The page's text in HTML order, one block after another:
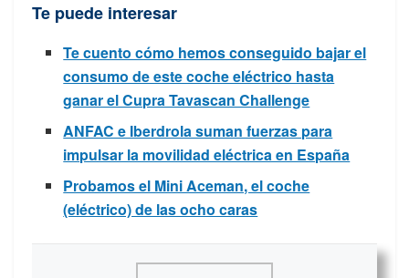
Te puede interesar
Te cuento cómo hemos conseguido bajar el
consumo de este coche eléctrico hasta
ganar el Cupra Tavascan Challenge
ANFAC e Iberdrola suman fuerzas para
impulsar la movilidad eléctrica en España
Probamos el Mini Aceman, el coche
(eléctrico) de las ocho caras